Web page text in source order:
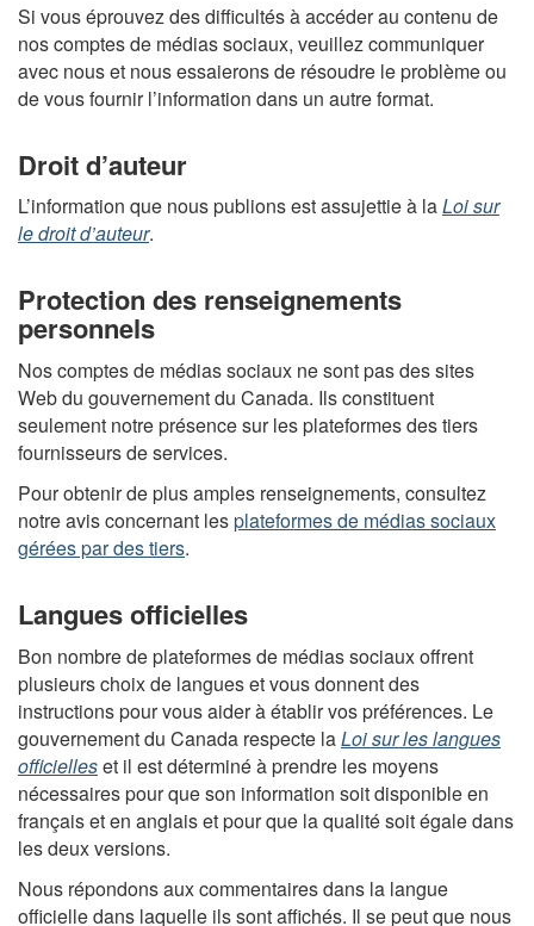
Si vous éprouvez des difficultés à accéder au contenu de
nos comptes de médias sociaux, veuillez communiquer
avec nous et nous essaierons de résoudre le problème ou
de vous fournir l’information dans un autre format.
Droit d’auteur
L’information que nous publions est assujettie à laLoi sur
le droit d’auteur.
Protection des renseignements
personnels
Nos comptes de médias sociaux ne sont pas des sites
Web du gouvernement du Canada. Ils constituent
seulement notre présence sur les plateformes des tiers
fournisseurs de services.
Pour obtenir de plus amples renseignements, consultez
notre avis concernant lesplateformes de médias sociaux
gérées par des tiers.
Langues officielles
Bon nombre de plateformes de médias sociaux offrent
plusieurs choix de langues et vous donnent des
instructions pour vous aider à établir vos préférences. Le
gouvernement du Canada respecte laLoi sur les langues
officielleset il est déterminé à prendre les moyens
nécessaires pour que son information soit disponible en
français et en anglais et pour que la qualité soit égale dans
les deux versions.
Nous répondons aux commentaires dans la langue
officielle dans laquelle ils sont affichés. Il se peut que nous